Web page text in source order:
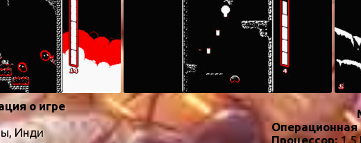
о игре
Инди
Операционная
Процессор: 1.5